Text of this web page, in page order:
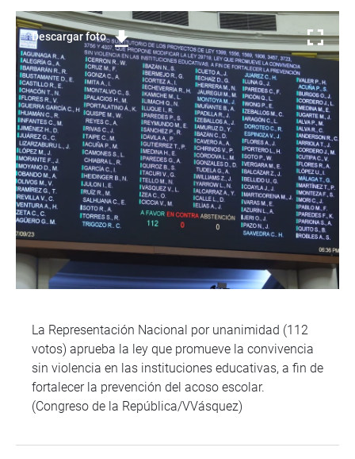
Descargar foto
La Representación Nacional por unanimidad (112
votos) aprueba la ley que promueve la convivencia
sin violencia en las instituciones educativas, a fin de
fortalecer la prevención del acoso escolar.
(Congreso de la República/VVásquez)